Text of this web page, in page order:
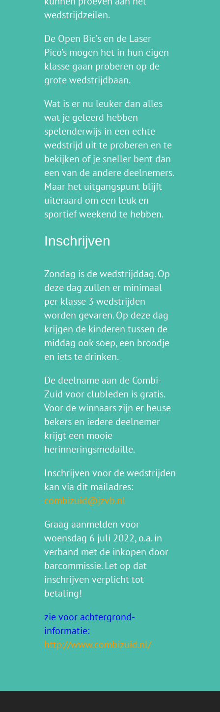
wedstrijdzeilen.
De Open Bic’s en de Laser
Pico’s mogen het in hun eigen
klasse gaan proberen op de
grote wedstrijdbaan.
Wat is er nu leuker dan alles
wat je geleerd hebben
spelenderwijs in een echte
wedstrijd uit te proberen en te
bekijken of je sneller bent dan
een van de andere deelnemers.
Maar het uitgangspunt blijft
uiteraard om een leuk en
sportief weekend te hebben.
Inschrijven
Zondag is de wedstrijddag. Op
deze dag zullen er minimaal
per klasse 3 wedstrijden
worden gevaren. Op deze dag
krijgen de kinderen tussen de
middag ook soep, een broodje
en iets te drinken.
De deelname aan de Combi-
Zuid voor clubleden is gratis.
Voor de winnaars zijn er heuse
bekers en iedere deelnemer
krijgt een mooie
herinneringsmedaille.
Inschrijven voor de wedstrijden
kan via dit mailadres:
combizuid@jzvb.nl
Graag aanmelden voor
woensdag 6 juli 2022, o.a. in
verband met de inkopen door
barcommissie. Let op dat
inschrijven verplicht tot
betaling!
zie voor achtergrond-
informatie:
http://www.combizuid.nl/